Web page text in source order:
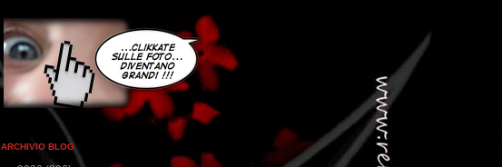
ARCHIVIO BLOG